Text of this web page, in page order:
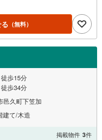
（無料）
歩15分
歩34分
邑久町下笠加
建て/木造
掲載物件 3件